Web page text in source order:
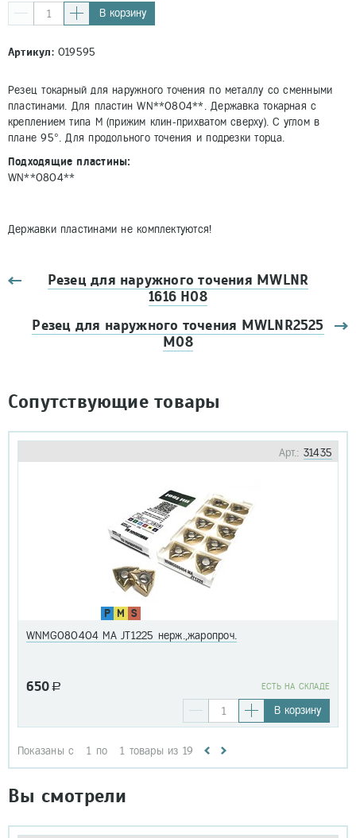
В корзину
Артикул:019595
Резец токарный для наружного точения по металлу со сменными
пластинами. Для пластин WN**0804**. Державка токарная с
креплением типа M (прижим клин-прихватом сверху). С углом в
плане 95°. Для продольного точения и подрезки торца.
Подходящие пластины:
WN**0804**
Державки пластинами не комплектуются!
Резец для наружного точения MWLNR
1616 H08
Резец для наружного точения MWLNR2525
M08
Сопутствующие товары
Арт.: 31435
P M S
WNMG080404 MA JT1225 нерж.,жаропроч.
650 a EСТЬ НА СКЛАДЕ
В корзину
Показаны с 1 по 1 товары из 19
Вы смотрели